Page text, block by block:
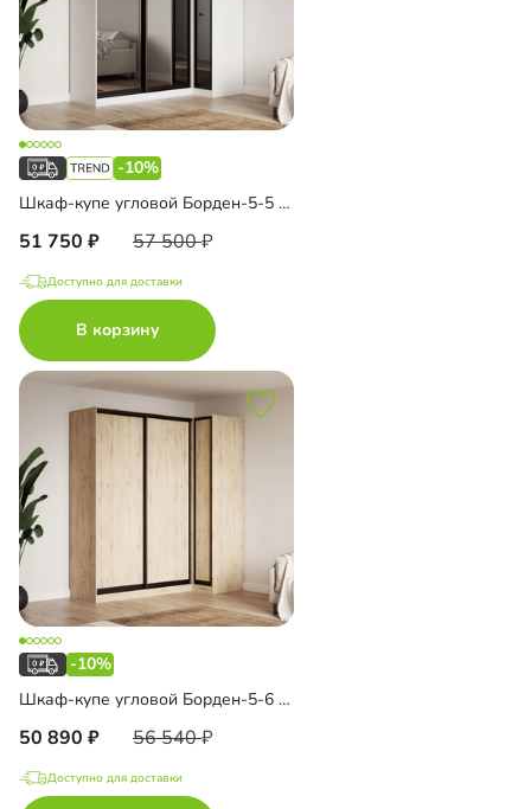
-10%
Шкаф-купе угловой Борден-5-5 1000
51 750 57 500
Доступно для доставки
В корзину
-10%
Шкаф-купе угловой Борден-5-6 1000
50 890 56 540
Доступно для доставки